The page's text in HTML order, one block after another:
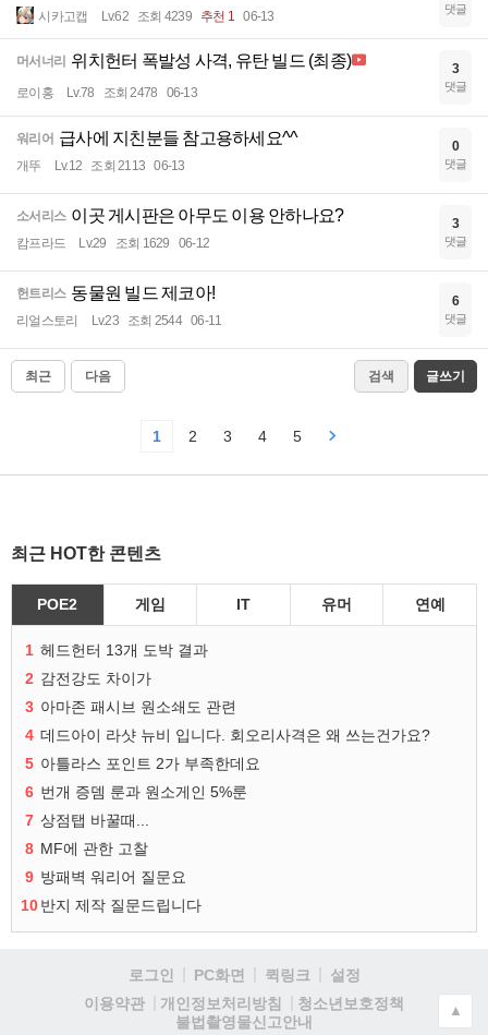
시카고캡 Lv.62 조회 4239 추천 1 06-13 댓글
머서너리 위치헌터 폭발성 사격, 유탄 빌드 (최종)
로이홍 Lv.78 조회 2478 06-13
3
댓글
워리어 급사에 지친분들 참고용하세요^^
개뚜 Lv.12 조회 2113 06-13
0
댓글
소서리스 이곳 게시판은 아무도 이용 안하나요?
캄프라드 Lv.29 조회 1629 06-12
3
댓글
헌트리스 동물원 빌드 제코아!
리얼스토리 Lv.23 조회 2544 06-11
6
댓글
최근 다음 검색 글쓰기
1 2 3 4 5
최근 HOT한 콘텐츠
POE2 게임 IT 유머 연예
1 헤드헌터 13개 도박 결과
2 감전강도 차이가
3 아마존 패시브 원소쇄도 관련
4 데드아이 라샷 뉴비 입니다. 회오리사격은 왜 쓰는건가요?
5 아틀라스 포인트 2가 부족한데요
6 번개 증뎀 룬과 원소게인 5%룬
7 상점탭 바꿀때...
8 MF에 관한 고찰
9 방패벽 워리어 질문요
10반지 제작 질문드립니다
로그인 PC화면 퀵링크
설정
이용약관
개인정보처리방침
청소년보호정책
불법촬영물신고안내
▲